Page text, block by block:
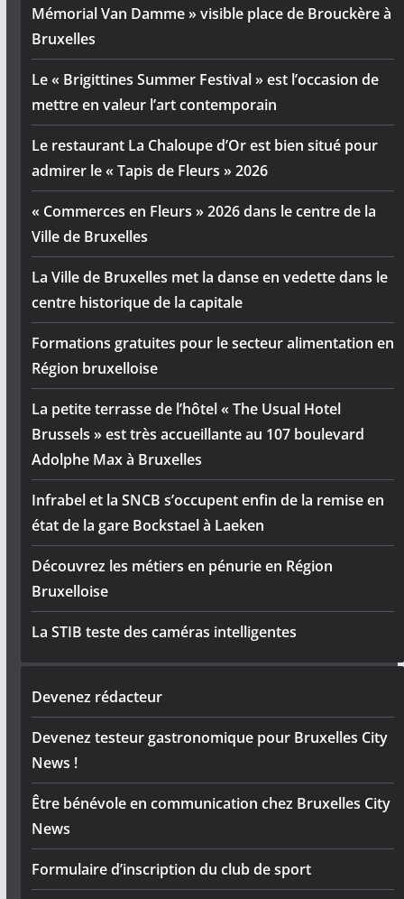
Mémorial Van Damme » visible place de Brouckère à
Bruxelles
Le « Brigittines Summer Festival » est l’occasion de
mettre en valeur l’art contemporain
Le restaurant La Chaloupe d’Or est bien situé pour
admirer le « Tapis de Fleurs » 2026
« Commerces en Fleurs » 2026 dans le centre de la
Ville de Bruxelles
La Ville de Bruxelles met la danse en vedette dans le
centre historique de la capitale
Formations gratuites pour le secteur alimentation en
Région bruxelloise
La petite terrasse de l’hôtel « The Usual Hotel
Brussels » est très accueillante au 107 boulevard
Adolphe Max à Bruxelles
Infrabel et la SNCB s’occupent enfin de la remise en
état de la gare Bockstael à Laeken
Découvrez les métiers en pénurie en Région
Bruxelloise
La STIB teste des caméras intelligentes
Devenez rédacteur
Devenez testeur gastronomique pour Bruxelles City
News !
Être bénévole en communication chez Bruxelles City
News
Formulaire d’inscription du club de sport